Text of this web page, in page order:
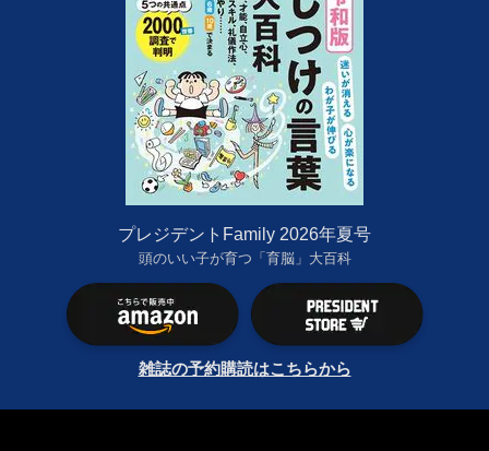
プレジデントFamily 2026年夏号
頭のいい子が育つ「育脳」大百科
雑誌の予約購読はこちらから